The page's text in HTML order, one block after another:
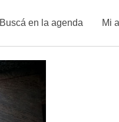
Buscá en la agenda Mi